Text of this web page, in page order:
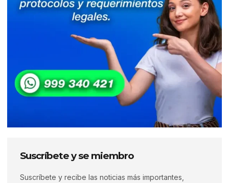
Suscríbete y se miembro
Suscríbete y recibe las noticias más importantes,